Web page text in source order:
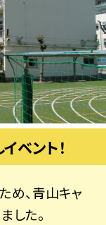
ント！
め、青山キャ
した。